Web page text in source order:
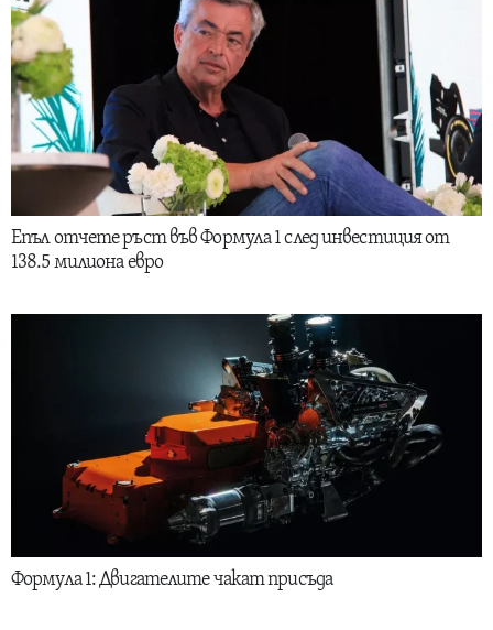
Епъл отчете ръст във Формула 1 след инвестиция от
138.5 милиона евро
Формула 1: Двигателите чакат присъда